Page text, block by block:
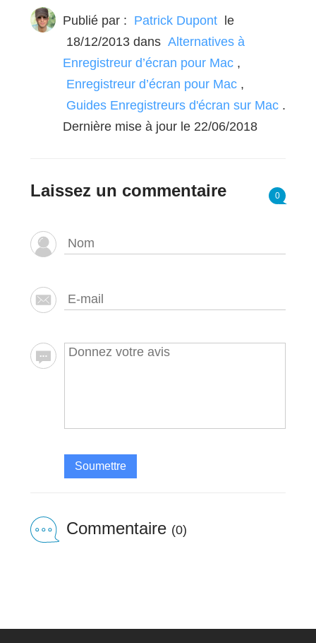
Publié par : Patrick Dupont
le
18/12/2013dans Alternatives à
Enregistreur d’écran pour Mac ,
Enregistreur d’écran pour Mac ,
Guides Enregistreurs d'écran sur Mac .
Dernière mise à jour le 22/06/2018
Laissez un commentaire 0
Soumettre
Commentaire (0)